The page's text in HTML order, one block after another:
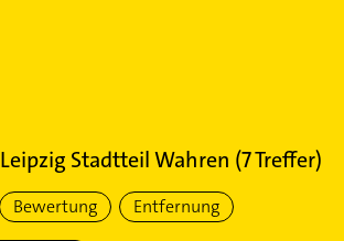
Leipzig Stadtteil Wahren (7Treffer)
Bewertung Entfernung